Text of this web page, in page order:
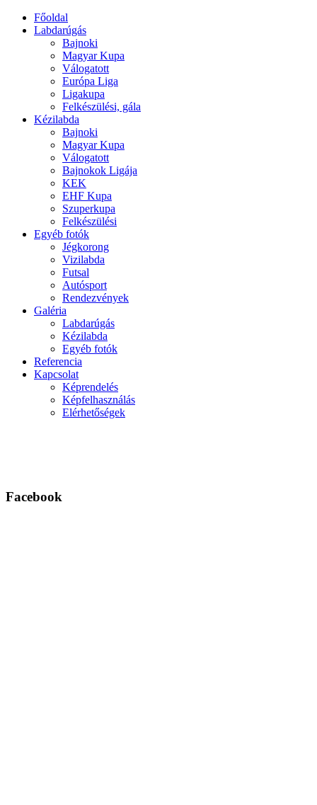
Főoldal
Labdarúgás
Bajnoki
Magyar Kupa
Válogatott
Európa Liga
Ligakupa
Felkészülési, gála
Kézilabda
Bajnoki
Magyar Kupa
Válogatott
Bajnokok Ligája
KEK
EHF Kupa
Szuperkupa
Felkészülési
Egyéb fotók
Jégkorong
Vizilabda
Futsal
Autósport
Rendezvények
Galéria
Labdarúgás
Kézilabda
Egyéb fotók
Referencia
Kapcsolat
Képrendelés
Képfelhasználás
Elérhetőségek
Facebook